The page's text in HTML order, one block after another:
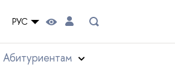
РУС
Абитуриентам